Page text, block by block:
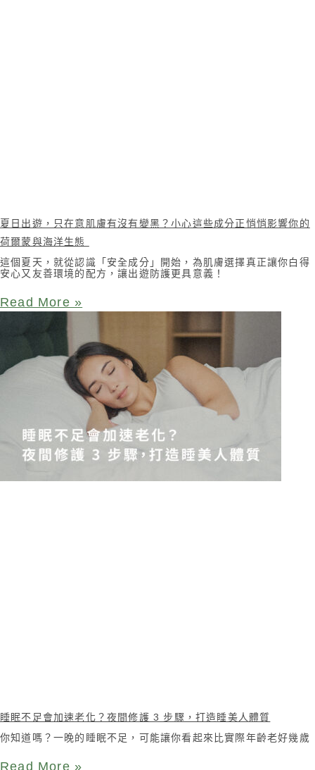
夏日出遊，只在意肌膚有沒有變黑？小心這些成分正悄悄影響你的
荷爾蒙與海洋生態
這個夏天，就從認識「安全成分」開始，為肌膚選擇真正讓你白得
安心又友善環境的配方，讓出遊防護更具意義！
Read More »
睡眠不足會加速老化？夜間修護 3 步驟，打造睡美人體質
你知道嗎？一晚的睡眠不足，可能讓你看起來比實際年齡老好幾歲
Read More »